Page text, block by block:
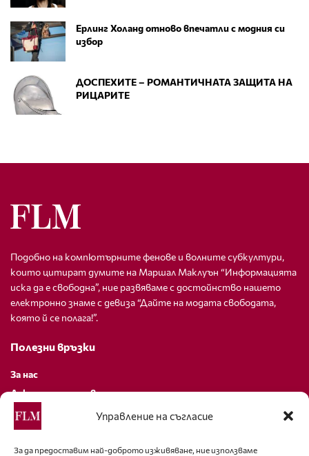
Управление на съгласие
За да предоставим най-доброто изживяване, ние използваме
Ерлинг Холанд отново впечатли с модния си
избор
ДОСПЕХИТЕ – РОМАНТИЧНАТА ЗАЩИТА НА
РИЦАРИТЕ
Подобно на компютърните фенове и волните субкултури,
които цитират думите на Маршал Маклуън “Информацията
иска да е свободна”, ние развяваме с достойнство нашето
електронно знаме с девиза “Дайте на модата свободата,
която й се полага!”.
Полезни връзки
За нас
Декларация за поверителност
Политика за бисквитки
За контакти